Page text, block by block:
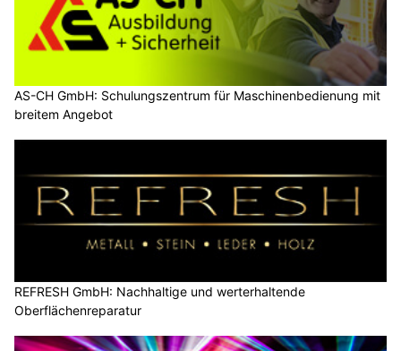
AS-CH GmbH: Schulungszentrum für Maschinenbedienung mit
breitem Angebot
REFRESH GmbH: Nachhaltige und werterhaltende
Oberflächenreparatur